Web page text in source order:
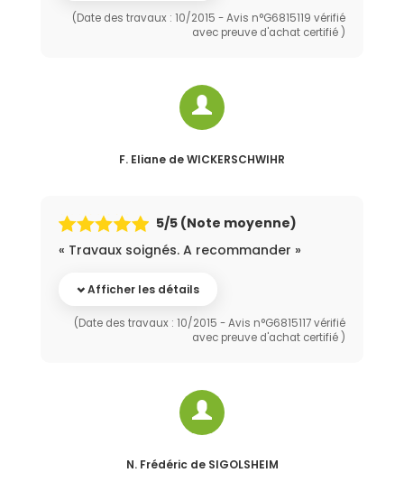
(Date des travaux : 10/2015 - Avis n°G6815119 vérifié
avec preuve d'achat certifié )
F. Eliane de WICKERSCHWIHR
5/5 (Note moyenne)
« Travaux soignés. A recommander »
Afficher les détails
(Date des travaux : 10/2015 - Avis n°G6815117 vérifié
avec preuve d'achat certifié )
N. Frédéricde SIGOLSHEIM